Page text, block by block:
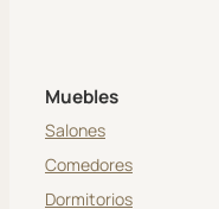
Muebles
Salones
Comedores
Dormitorios